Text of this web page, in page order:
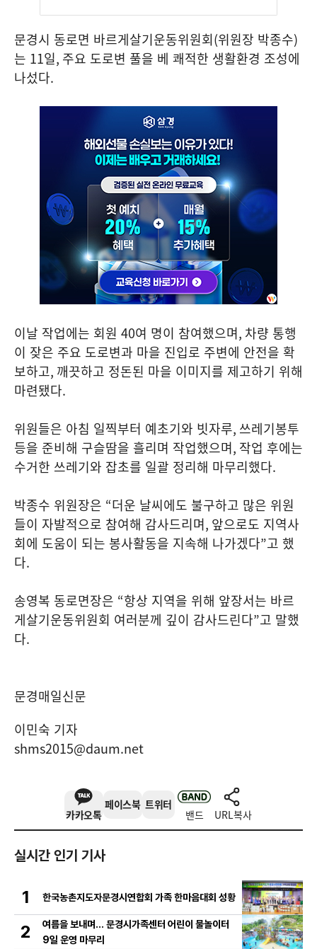
문경시 동로면 바르게살기운동위원회(위원장 박종수)
는 11일, 주요 도로변 풀을 베 쾌적한 생활환경 조성에
나섰다.
이날 작업에는 회원 40여 명이 참여했으며, 차량 통행
이 잦은 주요 도로변과 마을 진입로 주변에 안전을 확
보하고, 깨끗하고 정돈된 마을 이미지를 제고하기 위해
마련됐다.
위원들은 아침 일찍부터 예초기와 빗자루, 쓰레기봉투
등을 준비해 구슬땀을 흘리며 작업했으며, 작업 후에는
수거한 쓰레기와 잡초를 일괄 정리해 마무리했다.
박종수 위원장은 “더운 날씨에도 불구하고 많은 위원
들이 자발적으로 참여해 감사드리며, 앞으로도 지역사
회에 도움이 되는 봉사활동을 지속해 나가겠다”고 했
다.
송영복 동로면장은 “항상 지역을 위해 앞장서는 바르
게살기운동위원회 여러분께 깊이 감사드린다”고 말했
다.
문경매일신문
이민숙 기자
shms2015@daum.net
카카오톡
페이스북 트위터
밴드 URL복사
실시간 인기 기사
1 한국농촌지도자문경시연합회 가족 한마음대회 성황
2
여름을 보내며… 문경시가족센터 어린이 물놀이터
9일 운영 마무리